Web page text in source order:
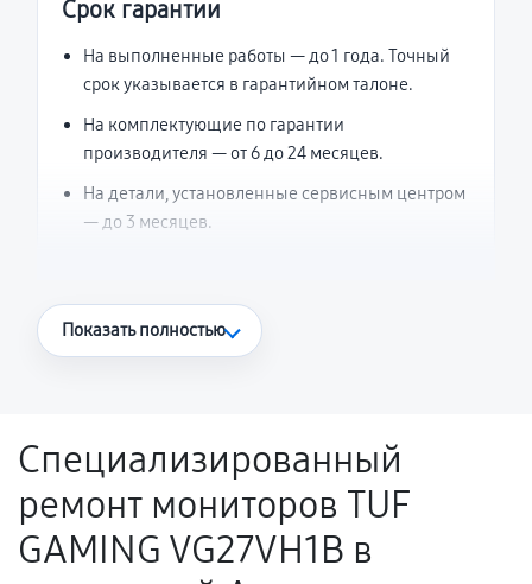
Срок гарантии
На выполненные работы — до 1 года. Точный
срок указывается в гарантийном талоне.
На комплектующие по гарантии
производителя — от 6 до 24 месяцев.
На детали, установленные сервисным центром
— до 3 месяцев.
Что считается гарантийным случаем
Поломка установленной детали при
нормальной эксплуатации в течение
гарантийного срока.
Несоответствие комплектующей заявленным
Показать полностью
Специализированный
ремонт мониторов TUF
GAMING VG27VH1B в